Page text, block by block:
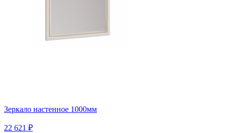
Зеркало настенное 1000мм
22 621 ₽